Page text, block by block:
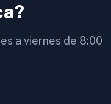
a viernes de 8:00